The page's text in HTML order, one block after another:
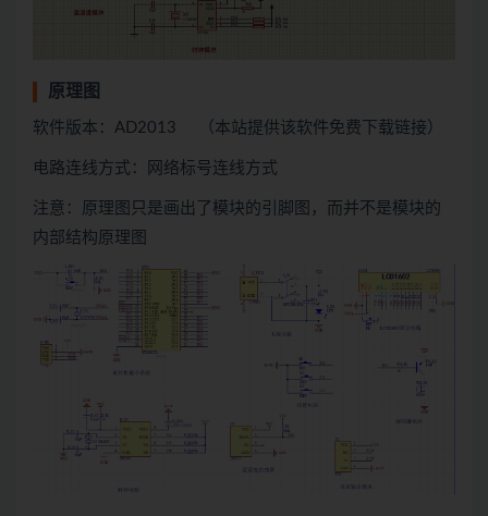
原理图
软件版本：AD2013 （本站提供该软件免费下载链接）
电路连线方式：网络标号连线方式
注意：原理图只是画出了模块的引脚图，而并不是模块的
内部结构原理图